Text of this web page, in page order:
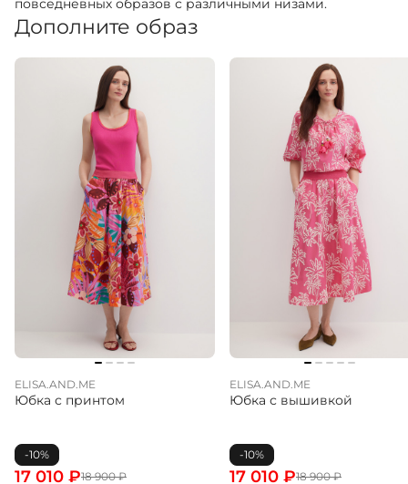
повседневных образов с различными низами.
Дополните образ
ELISA.AND.ME
Юбка с принтом
-10%
18 900₽
17 010 ₽
ELISA.AND.ME
Юбка с вышивкой
-10%
18 900₽
17 010 ₽